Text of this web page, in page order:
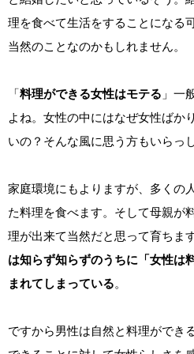
理を食べて生活をすることになる
当然のことなのかもしれません。
「料理ができる女性はモテる 」一
よね。女性の中にはなぜ女性ばか
いの？そんな風に思う方もいらっ
家庭環境にもよりますが、多くの
た料理を食べます。そして母親が
理が出来て当然だと思って育ちま
は知らず知らずのうちに「女性は
まれてしまっている。
ですから男性は自然と料理ができ